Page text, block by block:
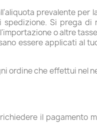
prevalente per
Si prega
o altre
essere applicati al
ordine che effettui nel
il pagamento